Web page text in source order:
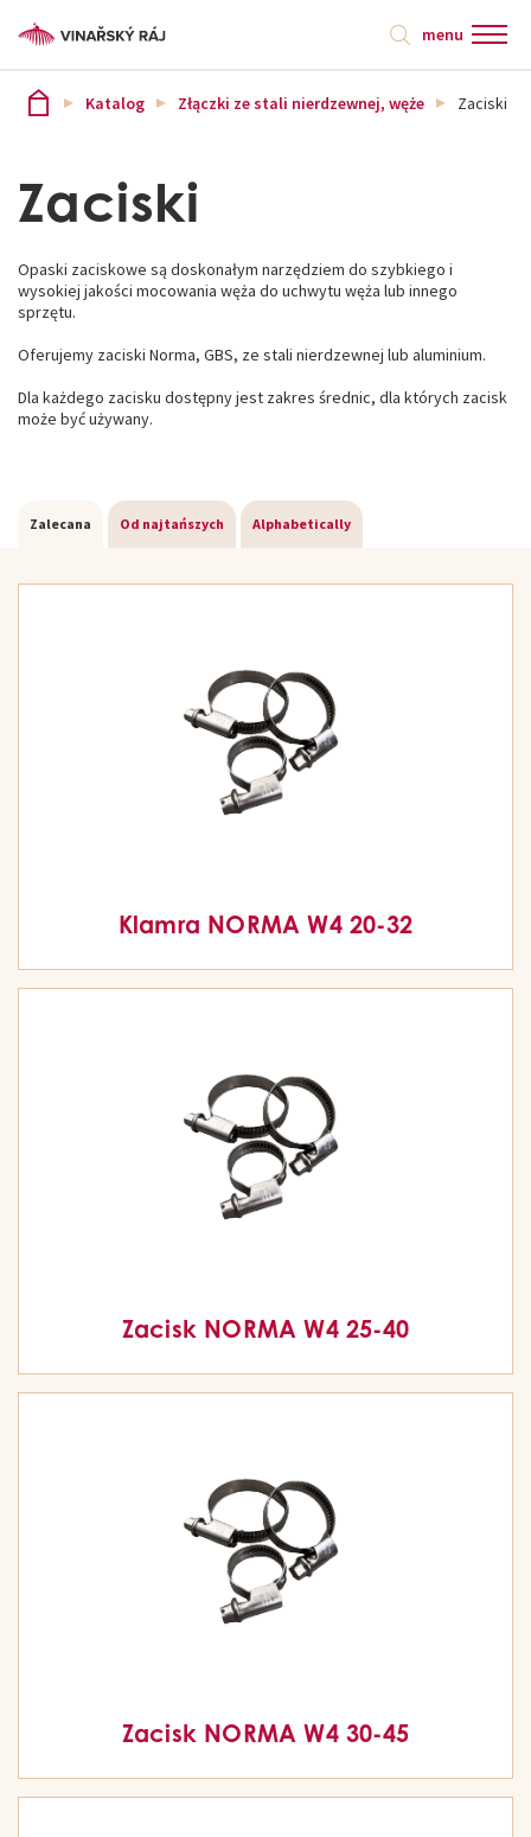
menu
Katalog Złączki ze stali nierdzewnej, węże Zaciski
Zaciski
Opaski zaciskowe są doskonałym narzędziem do szybkiego i
wysokiej jakości mocowania węża do uchwytu węża lub innego
sprzętu.
Oferujemy zaciski Norma, GBS, ze stali nierdzewnej lub aluminium.
Dla każdego zacisku dostępny jest zakres średnic, dla których zacisk
może być używany.
Zalecana Od najtańszych Alphabetically
Klamra NORMA W4 20-32
Zacisk NORMA W4 25-40
Zacisk NORMA W4 30-45